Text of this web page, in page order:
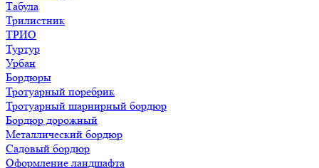
Табула
Трилистник
ТРИО
Туртур
Урбан
Бордюры
Тротуарный поребрик
Тротуарный шарнирный бордюр
Бордюр дорожный
Металлический бордюр
Садовый бордюр
Оформление ландшафта